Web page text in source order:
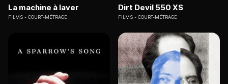
La machine à laver
FILMS COURT-MÉTRAGE
Dirt Devil 550 XS
FILMS COURT-MÉTRAGE